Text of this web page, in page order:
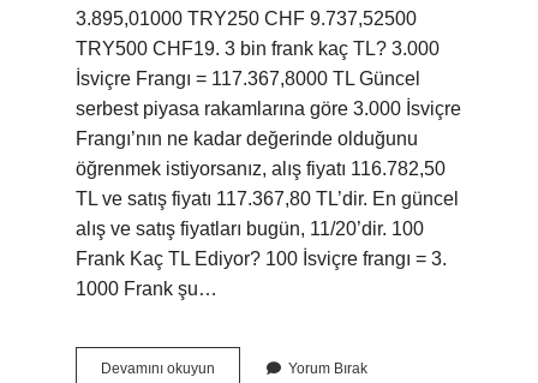
3.895,01000 TRY250 CHF 9.737,52500
TRY500 CHF19. 3 bin frank kaç TL? 3.000
İsviçre Frangı = 117.367,8000 TL Güncel
serbest piyasa rakamlarına göre 3.000 İsviçre
Frangı’nın ne kadar değerinde olduğunu
öğrenmek istiyorsanız, alış fiyatı 116.782,50
TL ve satış fiyatı 117.367,80 TL’dir. En güncel
alış ve satış fiyatları bugün, 11/20’dir. 100
Frank Kaç TL Ediyor? 100 İsviçre frangı = 3.
1000 Frank şu…
Devamını okuyun Yorum Bırak